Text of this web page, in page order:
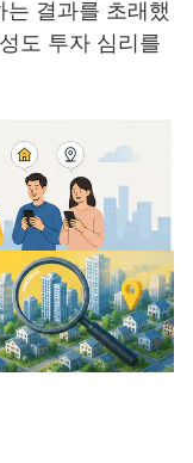
결과를 초래했
도 투자 심리를